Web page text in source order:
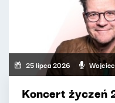
25 lipca 2026
Koncert życzeń